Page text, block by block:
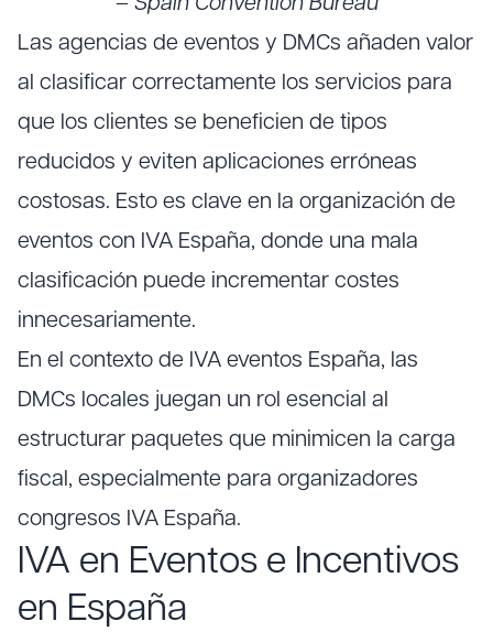
– Spain Convention Bureau
Las agencias de eventos y DMCs añaden valor
al clasificar correctamente los servicios para
que los clientes se beneficien de tipos
reducidos y eviten aplicaciones erróneas
costosas. Esto es clave en la organización de
eventos con IVA España, donde una mala
clasificación puede incrementar costes
innecesariamente.
En el contexto de IVA eventos España, las
DMCs locales juegan un rol esencial al
estructurar paquetes que minimicen la carga
fiscal, especialmente para organizadores
congresos IVA España.
IVA en Eventos e Incentivos
en España